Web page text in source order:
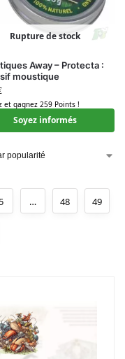
Rupture de stock
Away – Protecta :
moustique
et gagnez 259 Points !
Soyez informés
… 48 49